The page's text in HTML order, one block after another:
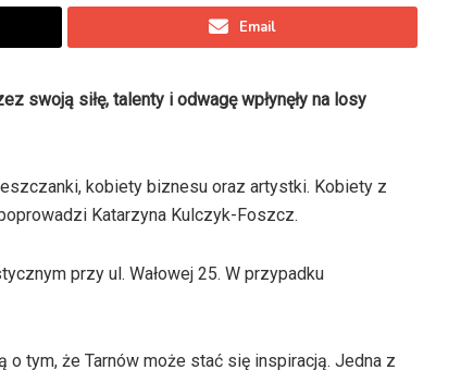
Email
swoją siłę, talenty i odwagę wpłynęły na losy
kobiety biznesu oraz artystki. Kobiety z
Katarzyna Kulczyk-Foszcz.
przy ul. Wałowej 25. W przypadku
o tym, że Tarnów może stać się inspiracją. Jedna z